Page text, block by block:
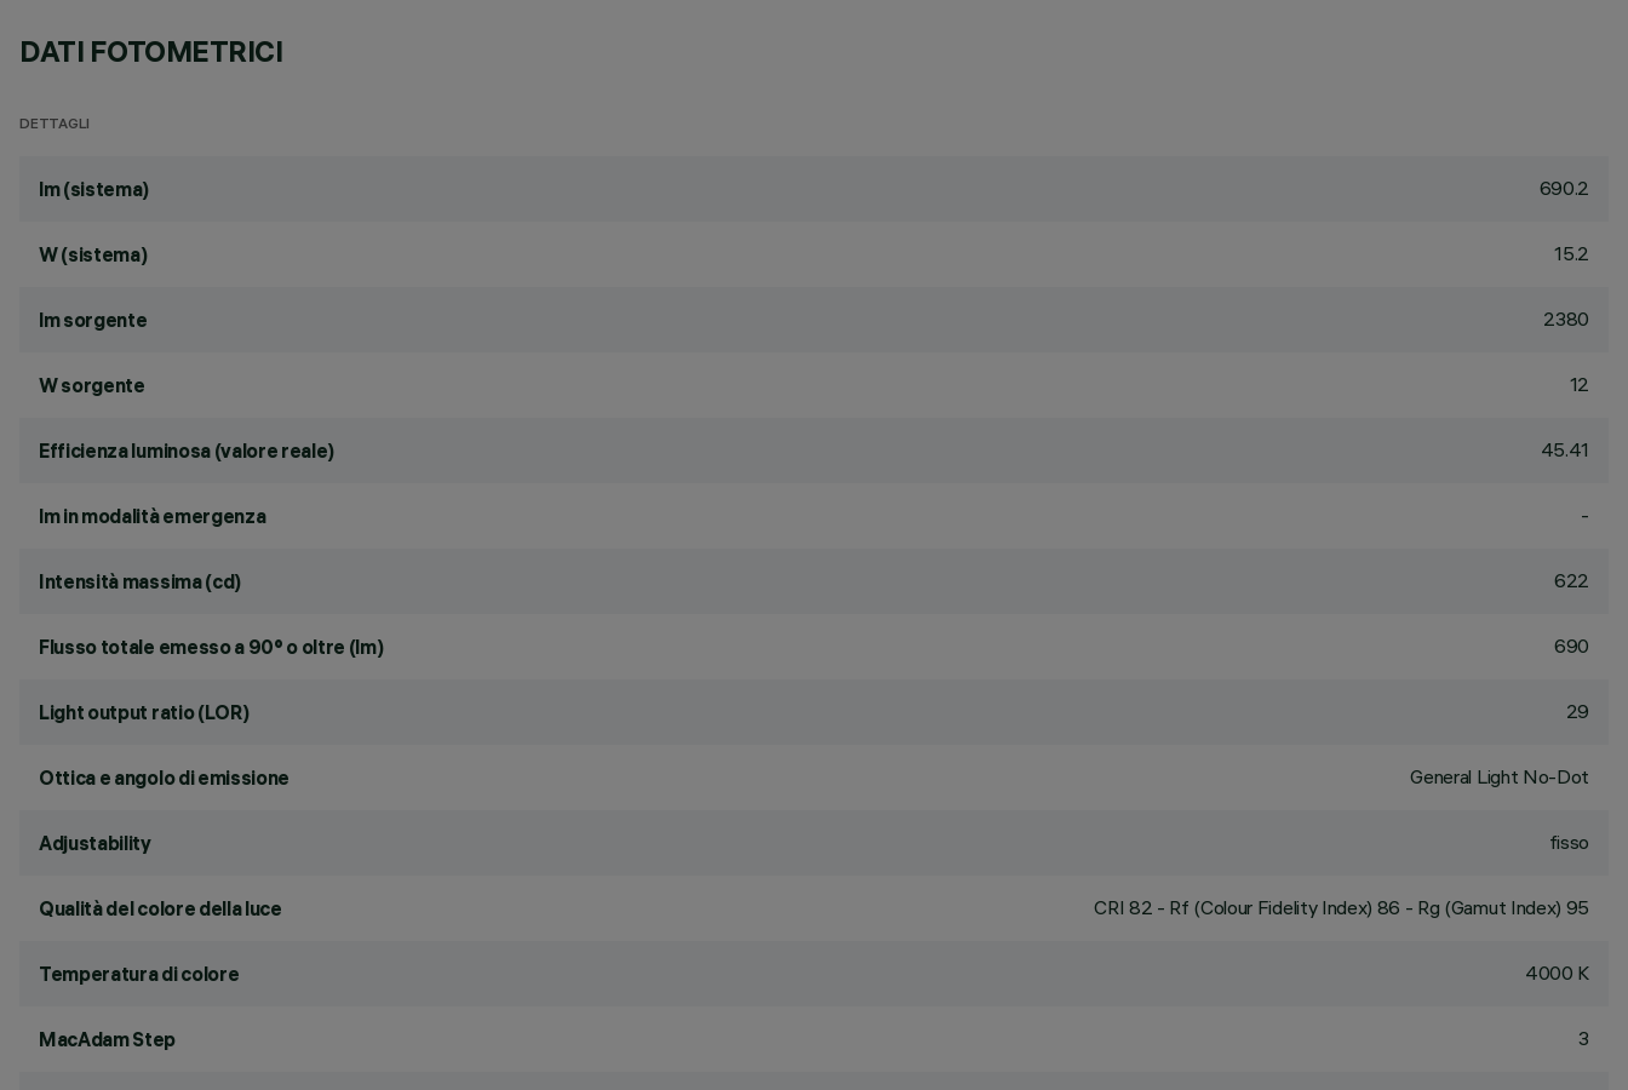
DATI FOTOMETRICI
DETTAGLI
lm (sistema) 690.2
W (sistema) 15.2
lm sorgente 2380
W sorgente 12
Efficienza luminosa (valore reale) 45.41
lm in modalità emergenza -
Intensità massima (cd) 622
Flusso totale emesso a 90° o oltre (lm) 690
Light output ratio (LOR) 29
Ottica e angolo di emissione General Light No-Dot
Adjustability fisso
Qualità del colore della luce CRI 82 - Rf (Colour Fidelity Index) 86 - Rg (Gamut Index) 95
Temperatura di colore 4000 K
MacAdam Step 3